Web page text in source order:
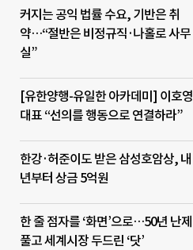
커지는 공익 법률 수요, 기반은 취
약…“절반은 비정규직·나홀로 사무
실”
[유한양행-유일한 아카데미] 이호영
대표 “선의를 행동으로 연결하라”
한강·허준이도 받은 삼성호암상, 내
년부터 상금 5억원
한 줄 점자를 ‘화면’으로…50년 난제
풀고 세계시장 두드린 ‘닷’